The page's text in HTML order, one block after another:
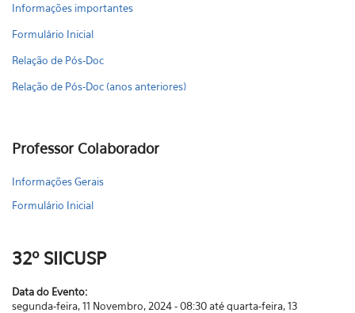
Informações importantes
Formulário Inicial
Relação de Pós-Doc
Relação de Pós-Doc (anos anteriores)
Professor Colaborador
Informações Gerais
Formulário Inicial
32º SIICUSP
Data do Evento:
segunda-feira, 11 Novembro, 2024 - 08:30atéquarta-feira, 13